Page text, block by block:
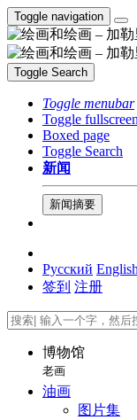
Toggle navigation
Toggle Search
Toggle menubar
Toggle fullscreen
Boxed page
Toggle Search
新闻
新闻摘要
Русский English
签到 注册
博物馆
老画
油画
图片集